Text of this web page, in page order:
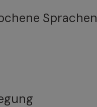
Sprachen